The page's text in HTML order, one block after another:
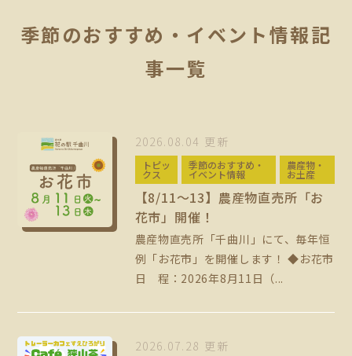
季節のおすすめ・イベント情報記
事一覧
2026.08.04 更新
トピッ
クス
季節のおすすめ・
イベント情報
農産物・
お土産
【8/11～13】農産物直売所「お
花市」開催！
農産物直売所「千曲川」にて、毎年恒
例「お花市」を開催します！ ◆お花市
日 程：2026年8月11日（...
2026.07.28 更新